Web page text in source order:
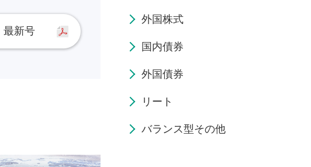
最新号
外国株式
国内債券
外国債券
リート
バランス型その他